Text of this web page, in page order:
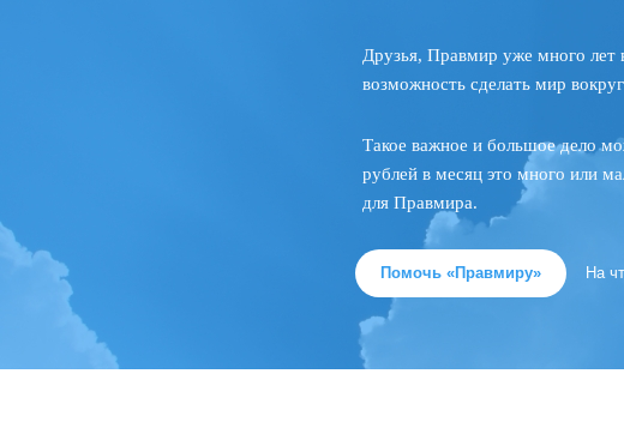
Друзья, Правмир уже много
возможность сделать мир
Такое важное и большое дело
рублей в месяц это много или
для Правмира.
Помочь «Правмиру» На